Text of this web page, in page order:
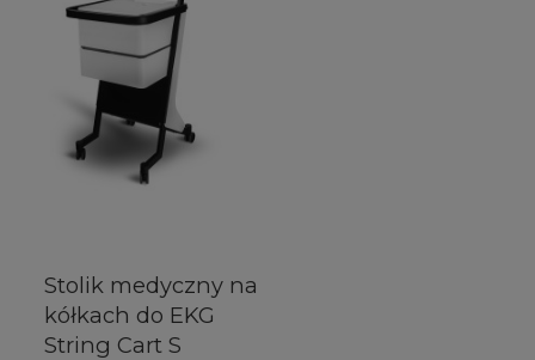
Stolik medyczny na
kółkach do EKG
String Cart S